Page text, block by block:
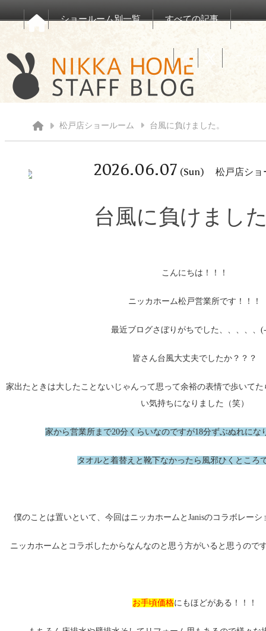
ショールーム別一覧 すべての記事
松戸店ショールーム 台風に負けました。
2026.06.07 (Sun) 松戸店ショ
台風に負けまし
こんにちは！！！
ニッカホーム松戸営業所です！！！
最近ブログさぼりがちでした、、、、、
皆さん台風大丈夫でしたか？？？
家出たときは大したことないじゃんって思って余裕の表情で歩いて
い気持ちになりました（笑）
家から営業所まで20分くらいなのですが18分ずぶぬれにな
タオルと着替えと靴下なかったら風邪ひくところ
僕のことは置いといて、今回はニッカホームとJanisのコラボレー
ニッカホームとコラボしたからなんなのと思う方がいると思うので
お手頃価格にもほどがある！！！